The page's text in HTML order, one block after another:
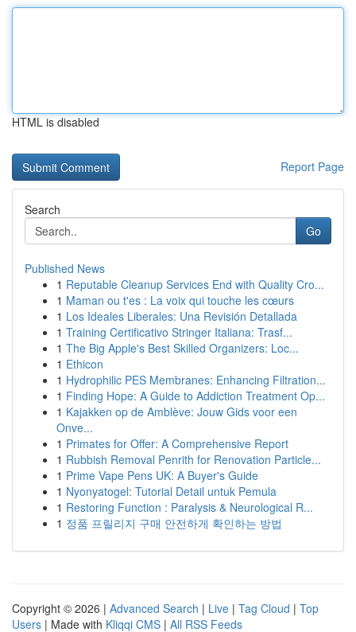
HTML is disabled
Report Page
Search
Go
Published News
1 Reputable Cleanup Services End with Quality Cro...
1 Maman ou t'es : La voix qui touche les cœurs
1 Los Ideales Liberales: Una Revisión Detallada
1 Training Certificativo Stringer Italiana: Trasf...
1 The Big Apple's Best Skilled Organizers: Loc...
1 Ethicon
1 Hydrophilic PES Membranes: Enhancing Filtration...
1 Finding Hope: A Guide to Addiction Treatment Op...
1 Kajakken op de Amblève: Jouw Gids voor een
Onve...
1 Primates for Offer: A Comprehensive Report
1 Rubbish Removal Penrith for Renovation Particle...
1 Prime Vape Pens UK: A Buyer's Guide
1 Nyonyatogel: Tutorial Detail untuk Pemula
1 Restoring Function : Paralysis & Neurological R...
1 정품 프릴리지 구매 안전하게 확인하는 방법
Copyright © 2026 | Advanced Search | Live | Tag Cloud | Top
Users | Made with Kliqqi CMS | All RSS Feeds